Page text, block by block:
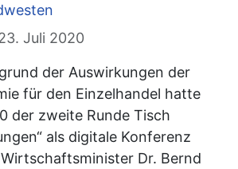
Juli 2020
der Auswirkungen der
für den Einzelhandel hatte
der zweite Runde Tisch
als digitale Konferenz
Dr. Bernd